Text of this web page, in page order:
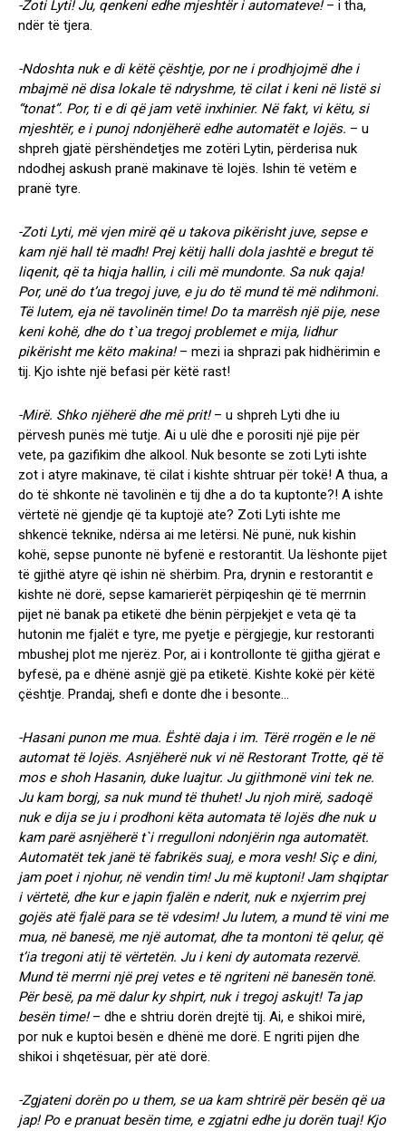
-Zoti Lyti! Ju, qenkeni edhe mjeshtër i automateve!– i tha,
ndër të tjera.
-Ndoshta nuk e di këtë çështje, por ne i prodhjojmë dhe i
mbajmë në disa lokale të ndryshme, të cilat i keni në listë si
“tonat”. Por, ti e di që jam vetë inxhinier. Në fakt, vi këtu, si
mjeshtër, e i punoj ndonjëherë edhe automatët e lojës. – u
shpreh gjatë përshëndetjes me zotëri Lytin, përderisa nuk
ndodhej askush pranë makinave të lojës. Ishin të vetëm e
pranë tyre.
-Zoti Lyti, më vjen mirë që u takova pikërisht juve, sepse e
kam një hall të madh! Prej këtij halli dola jashtë e bregut të
liqenit, që ta hiqja hallin, i cili më mundonte. Sa nuk qaja!
Por, unë do t’ua tregoj juve, e ju do të mund të më ndihmoni.
Të lutem, eja në tavolinën time! Do ta marrësh një pije, nese
keni kohë, dhe do t`ua tregoj problemet e mija, lidhur
pikërisht me këto makina!– mezi ia shprazi pak hidhërimin e
tij. Kjo ishte një befasi për këtë rast!
-Mirë. Shko njëherë dhe më prit!– u shpreh Lyti dhe iu
përvesh punës më tutje. Ai u ulë dhe e porositi një pije për
vete, pa gazifikim dhe alkool. Nuk besonte se zoti Lyti ishte
zot i atyre makinave, të cilat i kishte shtruar për tokë! A thua, a
do të shkonte në tavolinën e tij dhe a do ta kuptonte?! A ishte
vërtetë në gjendje që ta kuptojë ate? Zoti Lyti ishte me
shkencë teknike, ndërsa ai me letërsi. Në punë, nuk kishin
kohë, sepse punonte në byfenë e restorantit. Ua lëshonte pijet
të gjithë atyre që ishin në shërbim. Pra, drynin e restorantit e
kishte në dorë, sepse kamarierët përpiqeshin që të merrnin
pijet në banak pa etiketë dhe bënin përpjekjet e veta që ta
hutonin me fjalët e tyre, me pyetje e përgjegje, kur restoranti
mbushej plot me njerëz. Por, ai i kontrollonte të gjitha gjërat e
byfesë, pa e dhënë asnjë gjë pa etiketë. Kishte kokë për këtë
çështje. Prandaj, shefi e donte dhe i besonte…
-Hasani punon me mua. Është daja i im. Tërë rrogën e le në
automat të lojës. Asnjëherë nuk vi në Restorant Trotte, që të
mos e shoh Hasanin, duke luajtur. Ju gjithmonë vini tek ne.
Ju kam borgj, sa nuk mund të thuhet! Ju njoh mirë, sadoqë
nuk e dija se ju i prodhoni këta automata të lojës dhe nuk u
kam parë asnjëherë t`i rregulloni ndonjërin nga automatët.
Automatët tek janë të fabrikës suaj, e mora vesh! Siç e dini,
jam poet i njohur, në vendin tim! Ju më kuptoni! Jam shqiptar
i vërtetë, dhe kur e japin fjalën e nderit, nuk e nxjerrim prej
gojës atë fjalë para se të vdesim! Ju lutem, a mund të vini me
mua, në banesë, me një automat, dhe ta montoni të qelur, që
t’ia tregoni atij të vërtetën. Ju i keni dy automata rezervë.
Mund të merrni një prej vetes e të ngriteni në banesën tonë.
Për besë, pa më dalur ky shpirt, nuk i tregoj askujt! Ta jap
besën time!– dhe e shtriu dorën drejtë tij. Ai, e shikoi mirë,
por nuk e kuptoi besën e dhënë me dorë. E ngriti pijen dhe
shikoi i shqetësuar, për atë dorë.
-Zgjateni dorën po u them, se ua kam shtrirë për besën që ua
jap! Po e pranuat besën time, e zgjatni edhe ju dorën tuaj! Kjo